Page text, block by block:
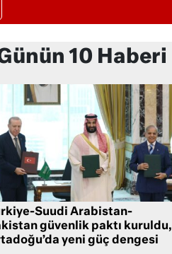
10 Haberi
Suudi Arabistan-
güvenlik paktı kuruldu,
yeni güç dengesi